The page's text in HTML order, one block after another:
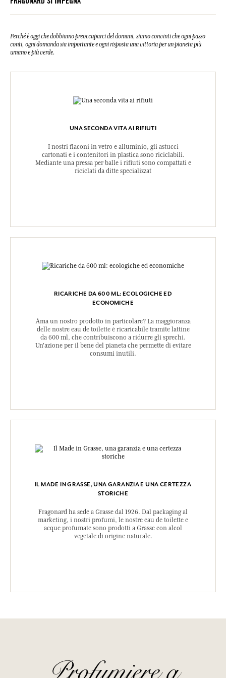
FRAGONARD SI IMPEGNA
Perché è oggi che dobbiamo preoccuparci del domani, siamo convinti che ogni passo
conti, ogni domanda sia importante e ogni risposta una vittoria per un pianeta più
umano e più verde.
UNA SECONDA VITA AI RIFIUTI
I nostri flaconi in vetro e alluminio, gli astucci
cartonati e i contenitori in plastica sono riciclabili.
Mediante una pressa per balle i rifiuti sono compattati e
riciclati da ditte specializzat
RICARICHE DA 600 ML: ECOLOGICHE ED
ECONOMICHE
Ama un nostro prodotto in particolare? La maggioranza
delle nostre eau de toilette è ricaricabile tramite lattine
da 600 ml, che contribuiscono a ridurre gli sprechi.
Un'azione per il bene del pianeta che permette di evitare
consumi inutili.
IL MADE IN GRASSE, UNA GARANZIA E UNA CERTEZZA
STORICHE
Fragonard ha sede a Grasse dal 1926. Dal packaging al
marketing, i nostri profumi, le nostre eau de toilette e
acque profumate sono prodotti a Grasse con alcol
vegetale di origine naturale.
Profumiere a